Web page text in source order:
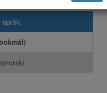
språk: